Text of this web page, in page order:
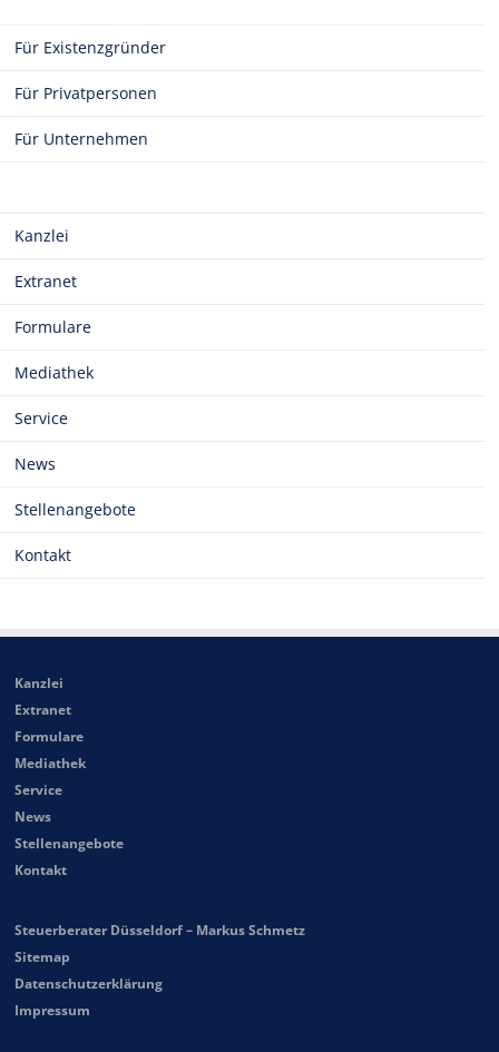
Für Existenzgründer
Für Privatpersonen
Für Unternehmen
Kanzlei
Extranet
Formulare
Mediathek
Service
News
Stellenangebote
Kontakt
Kanzlei
Extranet
Formulare
Mediathek
Service
News
Stellenangebote
Kontakt
Steuerberater Düsseldorf – Markus Schmetz
Sitemap
Datenschutzerklärung
Impressum